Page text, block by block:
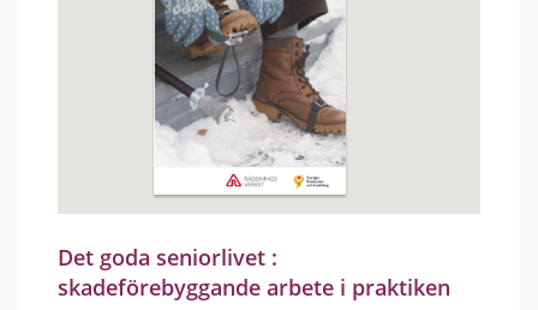
Det goda seniorlivet :
skadeförebyggande arbete i praktiken